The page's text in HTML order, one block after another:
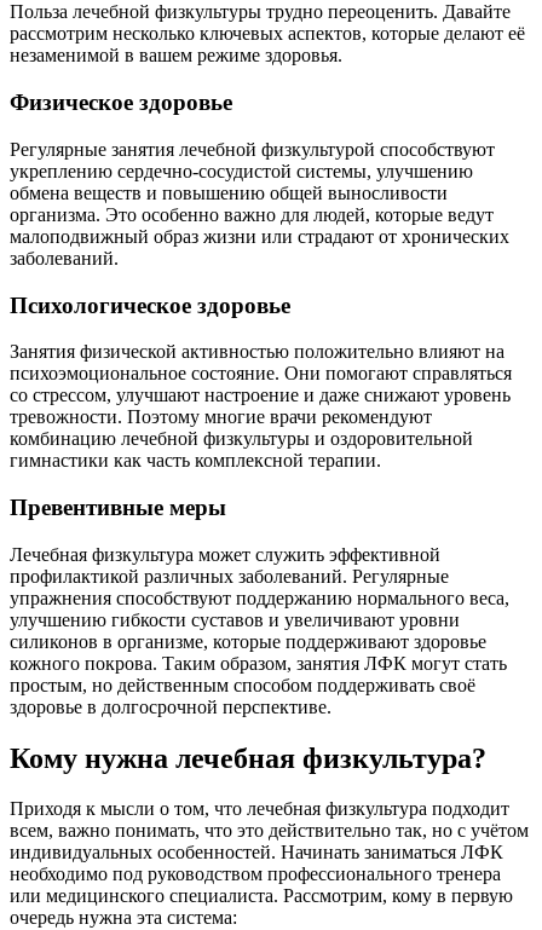
Польза лечебной физкультуры трудно переоценить. Давайте
рассмотрим несколько ключевых аспектов, которые делают её
незаменимой в вашем режиме здоровья.
Физическое здоровье
Регулярные занятия лечебной физкультурой способствуют
укреплению сердечно-сосудистой системы, улучшению
обмена веществ и повышению общей выносливости
организма. Это особенно важно для людей, которые ведут
малоподвижный образ жизни или страдают от хронических
заболеваний.
Психологическое здоровье
Занятия физической активностью положительно влияют на
психоэмоциональное состояние. Они помогают справляться
со стрессом, улучшают настроение и даже снижают уровень
тревожности. Поэтому многие врачи рекомендуют
комбинацию лечебной физкультуры и оздоровительной
гимнастики как часть комплексной терапии.
Превентивные меры
Лечебная физкультура может служить эффективной
профилактикой различных заболеваний. Регулярные
упражнения способствуют поддержанию нормального веса,
улучшению гибкости суставов и увеличивают уровни
силиконов в организме, которые поддерживают здоровье
кожного покрова. Таким образом, занятия ЛФК могут стать
простым, но действенным способом поддерживать своё
здоровье в долгосрочной перспективе.
Кому нужна лечебная физкультура?
Приходя к мысли о том, что лечебная физкультура подходит
всем, важно понимать, что это действительно так, но с учётом
индивидуальных особенностей. Начинать заниматься ЛФК
необходимо под руководством профессионального тренера
или медицинского специалиста. Рассмотрим, кому в первую
очередь нужна эта система: